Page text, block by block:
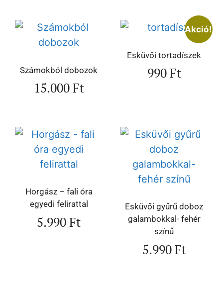
Számokból dobozok
15.000Ft
Akció!
Esküvői tortadíszek
990Ft
Horgász – fali óra
egyedi felirattal
5.990Ft
Esküvői gyűrű doboz
galambokkal- fehér
színű
5.990Ft